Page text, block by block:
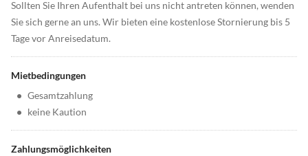
Sollten Sie Ihren Aufenthalt bei uns nicht antreten können, wenden
Sie sich gerne an uns. Wir bieten eine kostenlose Stornierung bis 5
Tage vor Anreisedatum.
Mietbedingungen
• Gesamtzahlung
• keine Kaution
Zahlungsmöglichkeiten